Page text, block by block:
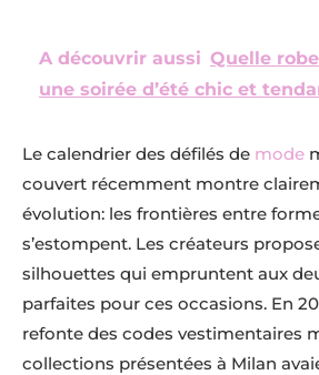
A découvrir aussi Quelle
une soirée d’été chic et
Le calendrier des défilés de mode
couvert récemment montre
évolution: les frontières entre
s’estompent. Les créateurs
silhouettes qui empruntent aux
parfaites pour ces occasions. En
refonte des codes vestimentaires
collections présentées à Milan